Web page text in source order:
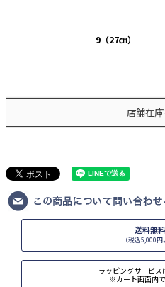
9（27㎝）
店舗在
送料無
（税込5,000円
ラッピングサービス
※カート画面内